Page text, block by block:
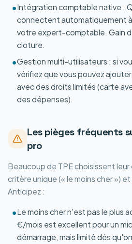
•Intégration comptable native :
connectent automatiquement
votre expert-comptable. Gain
cloture.
•Gestion multi-utilisateurs : si
vérifiez que vous pouvez
avec des droits limités (carte
des dépenses).
Les pièges fréquents
pro
Beaucoup de TPE choisissent
critère unique (« le moins cher »)
Anticipez :
•Le moins cher n'est pas le plus
€/mois est excellent pour un
démarrage, mais limité dès